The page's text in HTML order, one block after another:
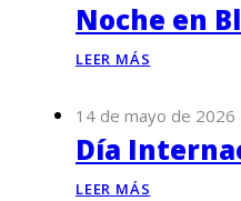
Noche en
LEER MÁS
14 de mayo de 2026
Día
LEER MÁS